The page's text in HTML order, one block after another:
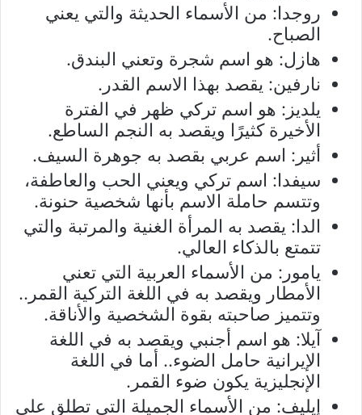
روجدا: من الأسماء الحديثة والتي يعني
الصباح.
هازل: هو اسم شجرة وتعني البندق.
نارفين: يقصد بهذا الاسم القدر.
يلديز: هو اسم تركي ظهر في الفترة
الأخيرة كثيرًا ويقصد به النجم الساطع.
أثير: اسم عربي بقصد به جوهرة السيف.
سيفدا: اسم تركي ويعني الحب والعاطفة،
وتتسم حاملة الاسم بأنها شخصية حنونة.
الدا: يقصد به المرأة الغنية والمرتبة والتي
تتمتع بالذكاء العالي.
يامور: من الأسماء العربية التي تعني
الأمطار ويقصد به في اللغة التركية القمر..
وتتميز صاحبته بقوة الشخصية والأناقة.
آيلا: هو اسم أجنبي ويقصد به في اللغة
الإيرانية حامل الضوء.. أما في اللغة
الإنجليزية يكون ضوء القمر.
إيليف: من الأسماء الجميلة التي تطلق على